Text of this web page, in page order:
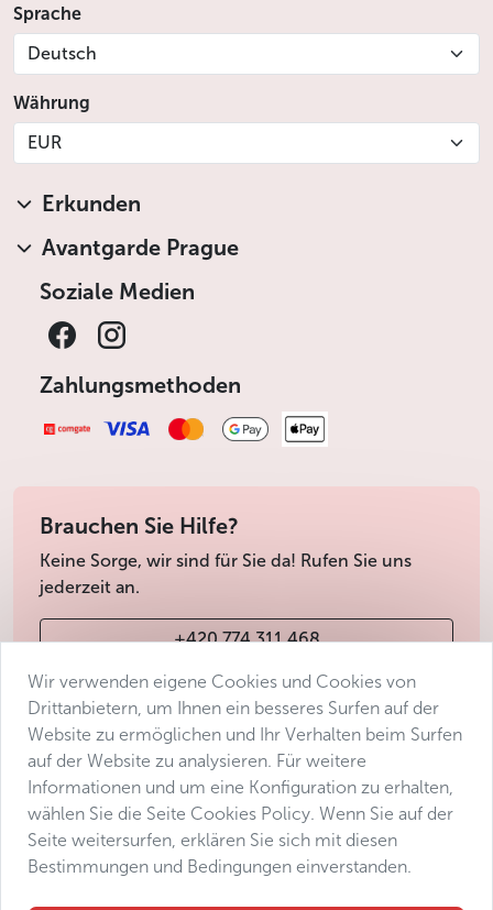
Sprache
Deutsch
Währung
EUR
Erkunden
Avantgarde Prague
Soziale Medien
Zahlungsmethoden
Brauchen Sie Hilfe?
Keine Sorge, wir sind für Sie da! Rufen Sie uns
jederzeit an.
+420 774 311 468
info@avantgarde-prague.cz
Geschäftsbedingungen
Datenschutz
Barrierefreiheitserklärung
Manage consent
Wir verwenden eigene Cookies und Cookies von
Drittanbietern, um Ihnen ein besseres Surfen auf der
Website zu ermöglichen und Ihr Verhalten beim Surfen
auf der Website zu analysieren. Für weitere
Informationen und um eine Konfiguration zu erhalten,
wählen Sie die Seite Cookies Policy. Wenn Sie auf der
Seite weitersurfen, erklären Sie sich mit diesen
Bestimmungen und Bedingungen einverstanden.